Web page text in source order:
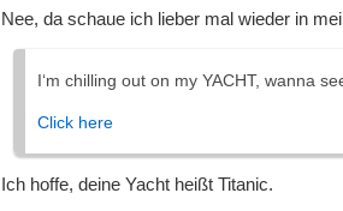
Nee, da schaue ich lieber mal wieder in
I‘m chilling out on my YACHT, wanna
Click here
Ich hoffe, deine Yacht heißt Titanic.